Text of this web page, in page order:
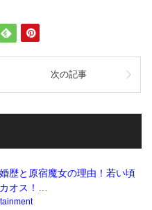
次の記事
歴と原宿魔女の理由！若い頃
オス！…